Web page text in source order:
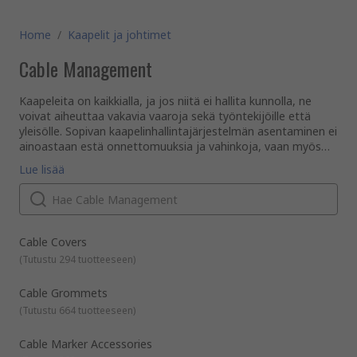
Home / Kaapelit ja johtimet
Cable Management
Kaapeleita on kaikkialla, ja jos niitä ei hallita kunnolla, ne
voivat aiheuttaa vakavia vaaroja sekä työntekijöille että
yleisölle. Sopivan kaapelinhallintajärjestelmän asentaminen ei
ainoastaan estä onnettomuuksia ja vahinkoja, vaan myös
pitää kaapelisi ja johtosi järjestyksessä, siisteinä ja poissa
näkyvistä.
Oikeiden tuotteiden käyttö kaapelien ja johtojen
järjestämiseen ja suojaamiseen voi tarjota monia etuja,
kuten suorituskyvyn parantaminen, käyttöiän pidentäminen
sekä huoltoon ja korjaukseen kuluvan ajan ja kustannusten
työkaluja ja tarvikkeita, jotka soveltuvat monenlaisiin
teollisiin, kaupallisiin ja kotitaloussovelluksiin.
Kaapelinhallintatuotteemme on suunniteltu sopimaan
Kaapelinhallintatuotteet on suunniteltu suojaamaan,
järjestämään ja asentamaan kaapeleita ja johtoja. Ne
Kaapelinsiistijät
Lue lisää
Cable Covers
(Tutustu 294 tuotteeseen)
Cable Grommets
(Tutustu 664 tuotteeseen)
Cable Marker Accessories